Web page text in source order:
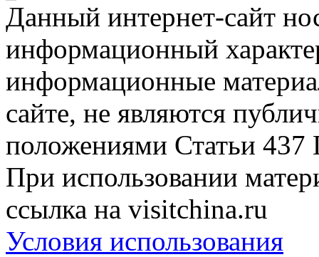
Данный интернет-сайт
информационный
информационные
сайте, не являются
положениями Статьи 437
При использовании
ссылка на visitchina.ru
Условия использования